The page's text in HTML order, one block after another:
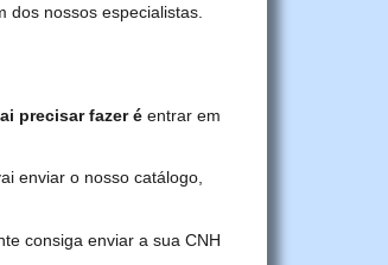
dos nossos especialistas.
precisar fazer é entrar em
enviar o nosso catálogo,
consiga enviar a sua CNH